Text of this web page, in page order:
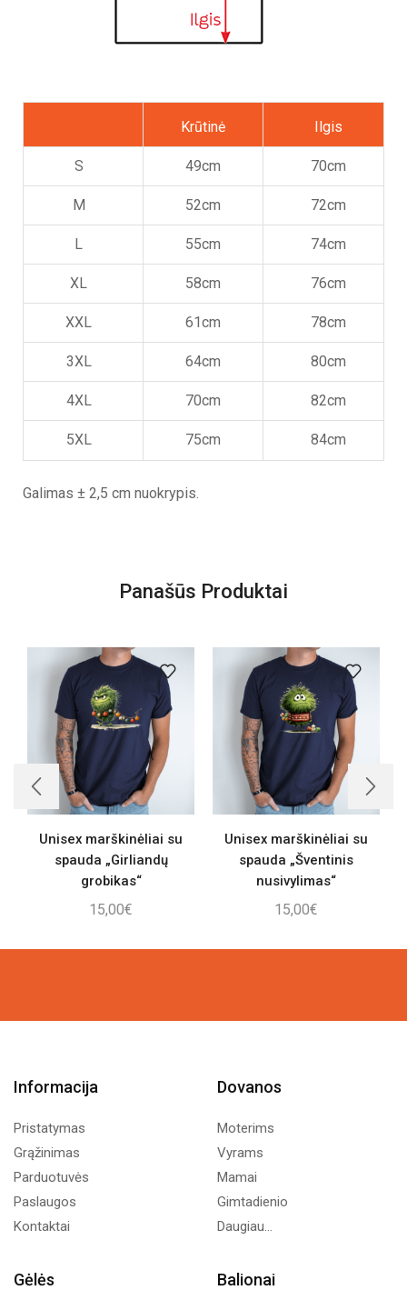
Krūtinė Ilgis
S 49cm 70cm
M 52cm 72cm
L 55cm 74cm
XL 58cm 76cm
XXL 61cm 78cm
3XL 64cm 80cm
4XL 70cm 82cm
5XL 75cm 84cm
Galimas ± 2,5 cm nuokrypis.
Panašūs Produktai
Unisex marškinėliai su
spauda „Girliandų
grobikas“
15,00€
Unisex marškinėliai su
spauda „Šventinis
nusivylimas“
15,00€
Informacija
Pristatymas
Grąžinimas
Parduotuvės
Paslaugos
Kontaktai
Dovanos
Moterims
Vyrams
Mamai
Gimtadienio
Daugiau...
Gėlės Balionai